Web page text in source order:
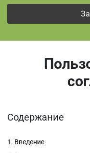
Содержание
1. Введение